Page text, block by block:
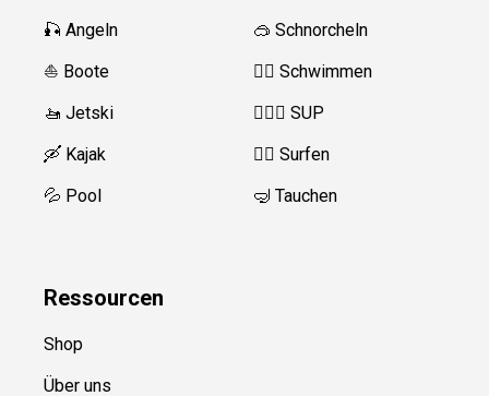
🎣 Angeln
⛵️ Boote
🚤 Jetski
🛶 Kajak
💦 Pool
🥽 Schnorcheln
🏊‍♂️ Schwimmen
🏄‍♀️🛶 SUP
🏄‍♂️ Surfen
🤿 Tauchen
Ressourcen
Shop
Über uns